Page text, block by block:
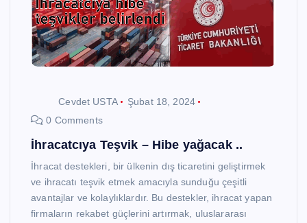
Cevdet USTA
Şubat 18, 2024
0 Comments
İhracatcıya Teşvik – Hibe yağacak ..
İhracat destekleri, bir ülkenin dış ticaretini geliştirmek
ve ihracatı teşvik etmek amacıyla sunduğu çeşitli
avantajlar ve kolaylıklardır. Bu destekler, ihracat yapan
firmaların rekabet güçlerini artırmak, uluslararası